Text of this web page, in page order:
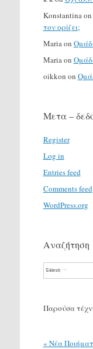
Konstantina on
τον ορίζει;
Maria on
Maria on
oikkon on
Μετα –
Register
Log in
Entries feed
Comments feed
WordPress.org
Αναζήτηση
Search
Παρούσα
« Νέα